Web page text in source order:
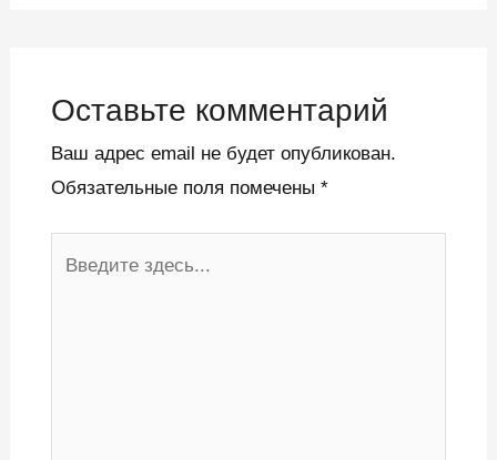
Оставьте комментарий
Ваш адрес email не будет опубликован.
Обязательные поля помечены *